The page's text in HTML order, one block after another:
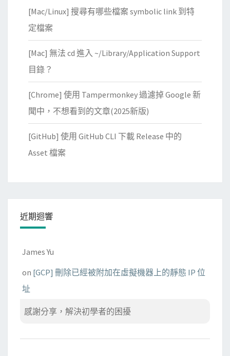
[Mac/Linux] 搜尋有哪些檔案 symbolic link 到特
定檔案
[Mac] 無法 cd 進入 ~/Library/Application Support
目錄？
[Chrome] 使用 Tampermonkey 過濾掉 Google 新
聞中，不想看到的文章(2025新版)
[GitHub] 使用 GitHub CLI 下載 Release 中的
Asset 檔案
近期迴響
James Yu
on [GCP] 刪除已經被附加在虛擬機器上的靜態 IP 位
址
感謝分享，解決初學者的困擾